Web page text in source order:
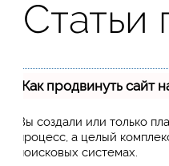
Статьи
Как продвинуть сайт
Вы создали или только
процесс, а целый
поисковых системах.